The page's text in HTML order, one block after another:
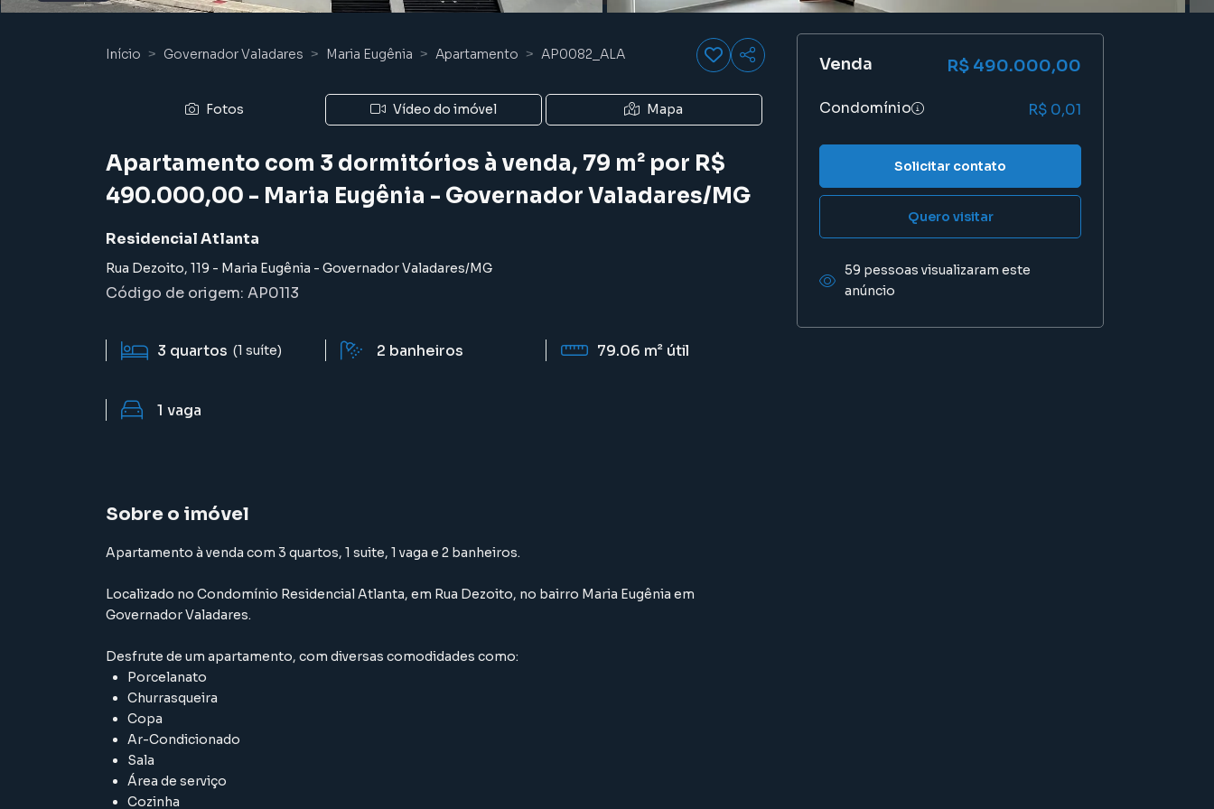
Início Governador Valadares Maria Eugênia Apartamento AP0082_ALA
Fotos Vídeo do imóvel Mapa
Apartamento com 3 dormitórios à venda, 79 m² por R$
490.000,00 - Maria Eugênia - Governador Valadares/MG
Residencial Atlanta
Rua Dezoito, 119 - Maria Eugênia - Governador Valadares/MG
Código de origem: AP0113
3 quartos (1 suíte) 2 banheiros 79.06 m² útil
1 vaga
Sobre o imóvel
Apartamento à venda com 3 quartos, 1 suite, 1 vaga e 2 banheiros.
Localizado no Condomínio Residencial Atlanta, em Rua Dezoito, no bairro Maria Eugênia em
Governador Valadares.
Desfrute de um apartamento, com diversas comodidades como:
Porcelanato
Churrasqueira
Copa
Ar-Condicionado
Sala
Área de serviço
Cozinha
Venda R$ 490.000,00
Condomínio R$ 0,01
Solicitar contato
Quero visitar
59 pessoas visualizaram este
anúncio